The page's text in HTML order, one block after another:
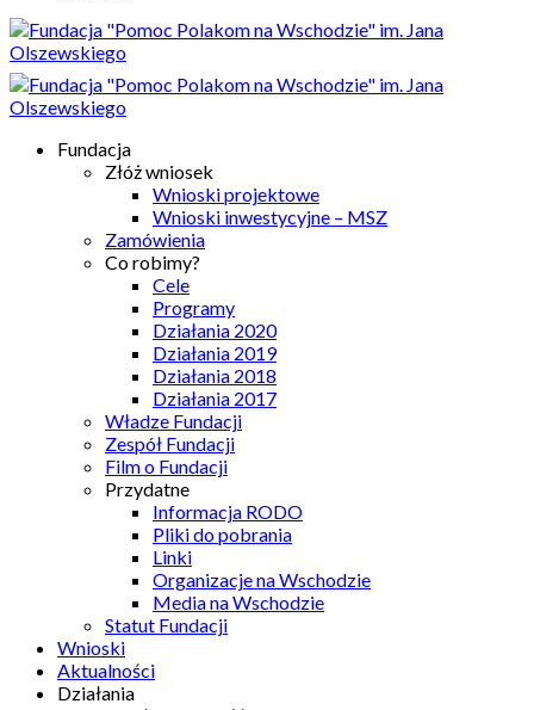
Fundacja
Złóż wniosek
Wnioski projektowe
Wnioski inwestycyjne – MSZ
Zamówienia
Co robimy?
Cele
Programy
Działania 2020
Działania 2019
Działania 2018
Działania 2017
Władze Fundacji
Zespół Fundacji
Film o Fundacji
Przydatne
Informacja RODO
Pliki do pobrania
Linki
Organizacje na Wschodzie
Media na Wschodzie
Statut Fundacji
Wnioski
Aktualności
Działania